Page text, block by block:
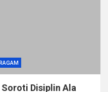
Disiplin Ala